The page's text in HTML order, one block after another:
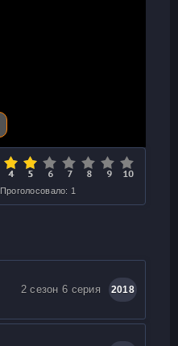
Проголосовало: 1
2 сезон 6 серия 2018